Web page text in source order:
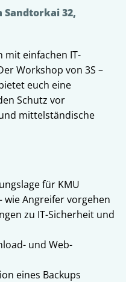
Sandtorkai 32,
mit einfachen IT-
Workshop von 3S –
euch eine
Schutz vor
mittelständische
für KMU
wie Angreifer vorgehen
zu IT-Sicherheit und
und Web-
eines Backups